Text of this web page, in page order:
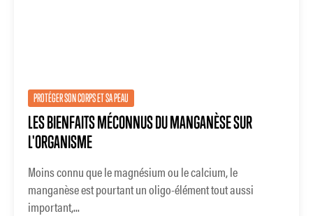
PROTÉGER SON CORPS ET SA PEAU
LES BIENFAITS MÉCONNUS DU MANGANÈSE SUR
L'ORGANISME
Moins connu que le magnésium ou le calcium, le
manganèse est pourtant un oligo-élément tout aussi
important,...